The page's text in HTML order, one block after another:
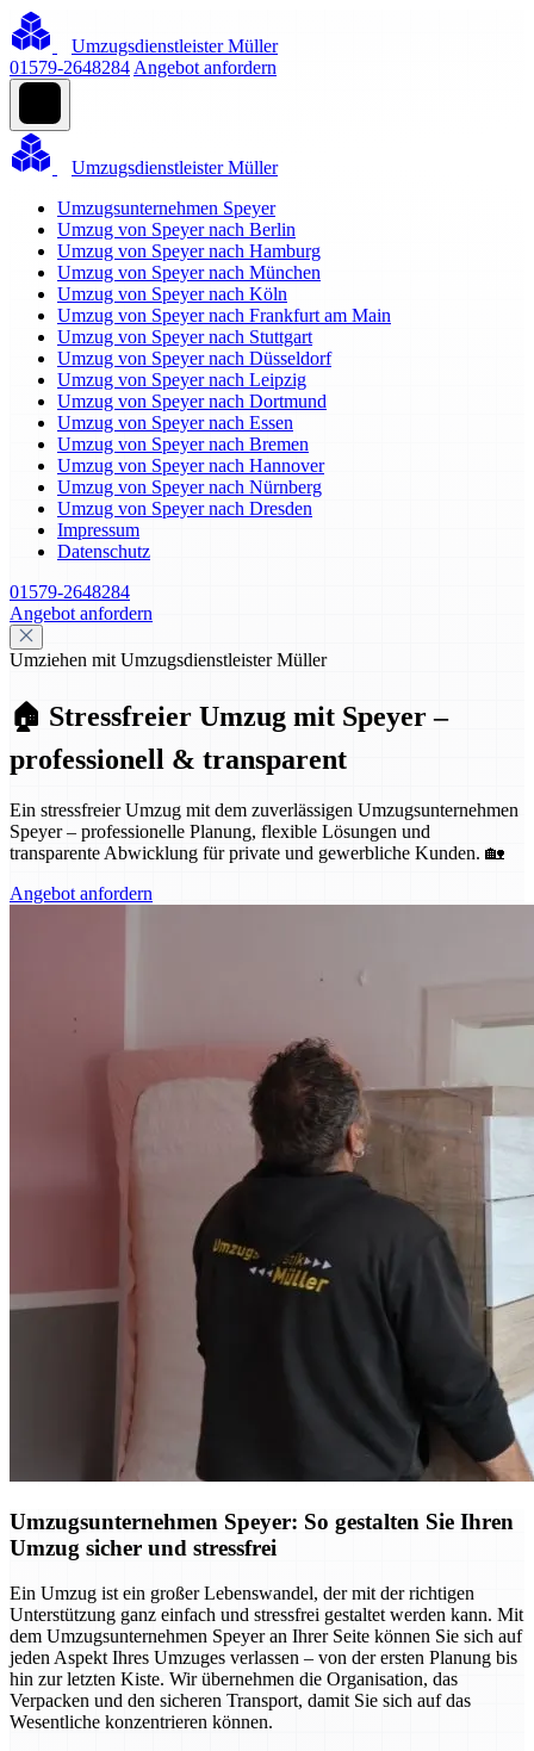
Umzugsdienstleister Müller
01579-2648284 Angebot anfordern
Umzugsdienstleister Müller
Umzugsunternehmen Speyer
Umzug von Speyer nach Berlin
Umzug von Speyer nach Hamburg
Umzug von Speyer nach München
Umzug von Speyer nach Köln
Umzug von Speyer nach Frankfurt am Main
Umzug von Speyer nach Stuttgart
Umzug von Speyer nach Düsseldorf
Umzug von Speyer nach Leipzig
Umzug von Speyer nach Dortmund
Umzug von Speyer nach Essen
Umzug von Speyer nach Bremen
Umzug von Speyer nach Hannover
Umzug von Speyer nach Nürnberg
Umzug von Speyer nach Dresden
Impressum
Datenschutz
01579-2648284
Angebot anfordern
Umziehen mit Umzugsdienstleister Müller
🏠 Stressfreier Umzug mit Speyer –
professionell & transparent
Ein stressfreier Umzug mit dem zuverlässigen Umzugsunternehmen
Speyer – professionelle Planung, flexible Lösungen und
transparente Abwicklung für private und gewerbliche Kunden. 🏡
Angebot anfordern
Umzugsunternehmen Speyer: So gestalten Sie Ihren
Umzug sicher und stressfrei
Ein Umzug ist ein großer Lebenswandel, der mit der richtigen
Unterstützung ganz einfach und stressfrei gestaltet werden kann. Mit
dem Umzugsunternehmen Speyer an Ihrer Seite können Sie sich auf
jeden Aspekt Ihres Umzuges verlassen – von der ersten Planung bis
hin zur letzten Kiste. Wir übernehmen die Organisation, das
Verpacken und den sicheren Transport, damit Sie sich auf das
Wesentliche konzentrieren können.